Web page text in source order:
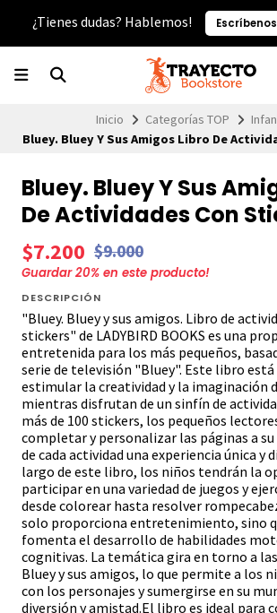
¿Tienes dudas? Hablemos!
Inicio Categorías TOP
Bluey. Bluey Y Sus Amigos Libro De
Bluey. Bluey Y Sus
De Actividades Con
$7.200 $9.000
Guardar20% en este producto!
DESCRIPCIÓN
"Bluey. Bluey y sus amigos. Libro de
stickers" de LADYBIRD BOOKS es una
entretenida para los más pequeños,
serie de televisión "Bluey". Este libro está
estimular la creatividad y la imaginación
mientras disfrutan de un sinfín de
más de 100 stickers, los pequeños
completar y personalizar las páginas a
de cada actividad una experiencia única y
largo de este libro, los niños tendrán la
participar en una variedad de juegos y
desde colorear hasta resolver
solo proporciona entretenimiento, sino
fomenta el desarrollo de habilidades
cognitivas. La temática gira en torno a
Bluey y sus amigos, lo que permite a los
con los personajes y sumergirse en su
diversión y amistad.El libro es ideal para